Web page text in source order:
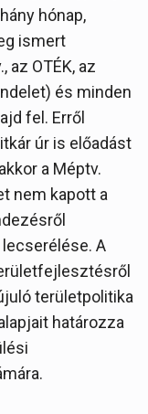
hónap,
ismert
az OTÉK, az
és minden
fel. Erről
úr is előadást
a Méptv.
nem kapott a
A
területpolitika
határozza